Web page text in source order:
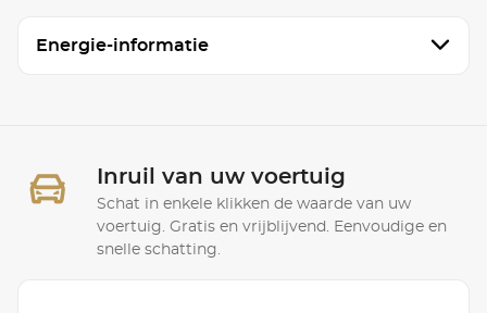
Energie-informatie
Inruil van uw voertuig
Schat in enkele klikken de waarde van uw
voertuig. Gratis en vrijblijvend. Eenvoudige en
snelle schatting.